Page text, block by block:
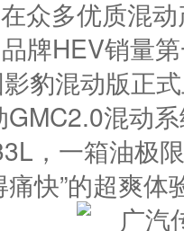
众多优质混
牌HEV销量
豹混动版正
GMC2.0混动
，一箱油极
快”的超爽体